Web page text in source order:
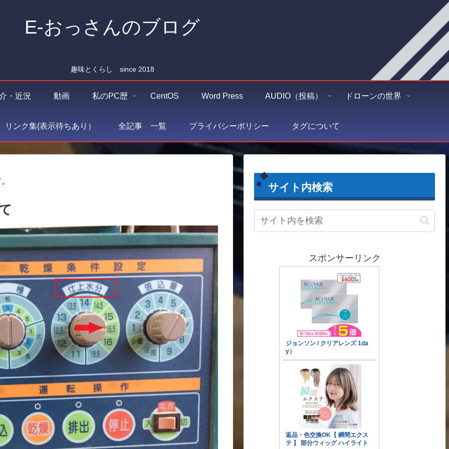
E-おっさんのブログ
趣味とくらし since 2018
・近況 動画 私のPC歴 CentOS Word Press AUDIO（投稿） ドローンの世界
ンク集(表示待ちあり） 全記事 一覧 プライバシーポリシー タグについて
サイト内検索
スポンサーリンク